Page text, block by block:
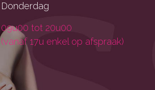
Donderdag
09u00 tot 20u00
(vanaf 17u enkel op afspraak)